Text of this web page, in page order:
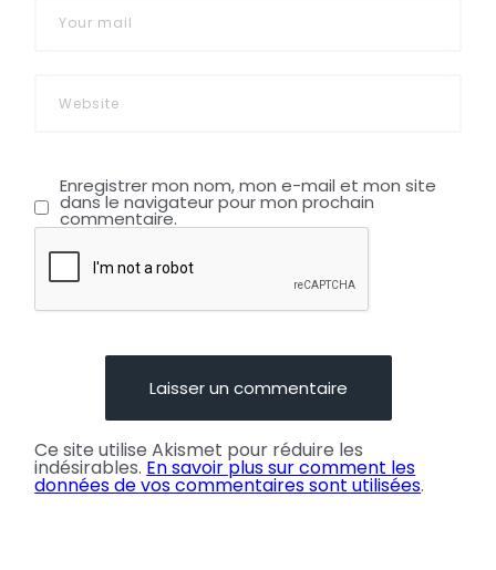
Enregistrer mon nom, mon e-mail et mon site
dans le navigateur pour mon prochain
commentaire.
Ce site utilise Akismet pour réduire les
indésirables. En savoir plus sur comment les
données de vos commentaires sont utilisées.